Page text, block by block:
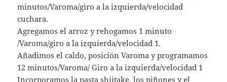
minutos/Varoma/giro a la izquierda/velocidad
cuchara.
Agregamos el arroz y rehogamos 1 minuto
/Varoma/giro a la izquierda/velocidad 1.
Añadimos el caldo, posición Varoma y programamos
12 minutos/Varoma/ Giro a la izquierda/velocidad 1
Incorporamos la pasta shiitake, los piñones y el